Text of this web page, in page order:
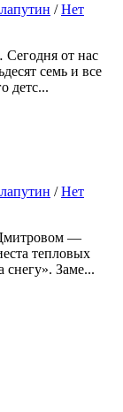
/Нет
от нас
семь и все
детс...
/Нет
—
тепловых
снегу». Заме...